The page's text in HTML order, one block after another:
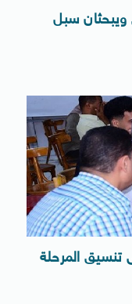
ويبحثان سبل
تنسيق المرحلة